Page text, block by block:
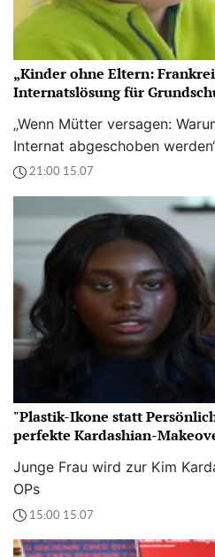
„Kinder ohne Eltern:
Internatslösung für
„Wenn Mütter versagen:
Internat abgeschoben
21:00 15.07
"Plastik-Ikone statt
perfekte Kardashian-
Junge Frau wird zur Kim
OPs
15:00 15.07